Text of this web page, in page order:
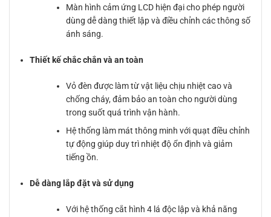
Màn hình cảm ứng LCD hiện đại cho phép người
dùng dễ dàng thiết lập và điều chỉnh các thông số
ánh sáng.
Thiết kế chắc chắn và an toàn
Vỏ đèn được làm từ vật liệu chịu nhiệt cao và
chống cháy, đảm bảo an toàn cho người dùng
trong suốt quá trình vận hành.
Hệ thống làm mát thông minh với quạt điều chỉnh
tự động giúp duy trì nhiệt độ ổn định và giảm
tiếng ồn.
Dễ dàng lắp đặt và sử dụng
Với hệ thống cắt hình 4 lá độc lập và khả năng